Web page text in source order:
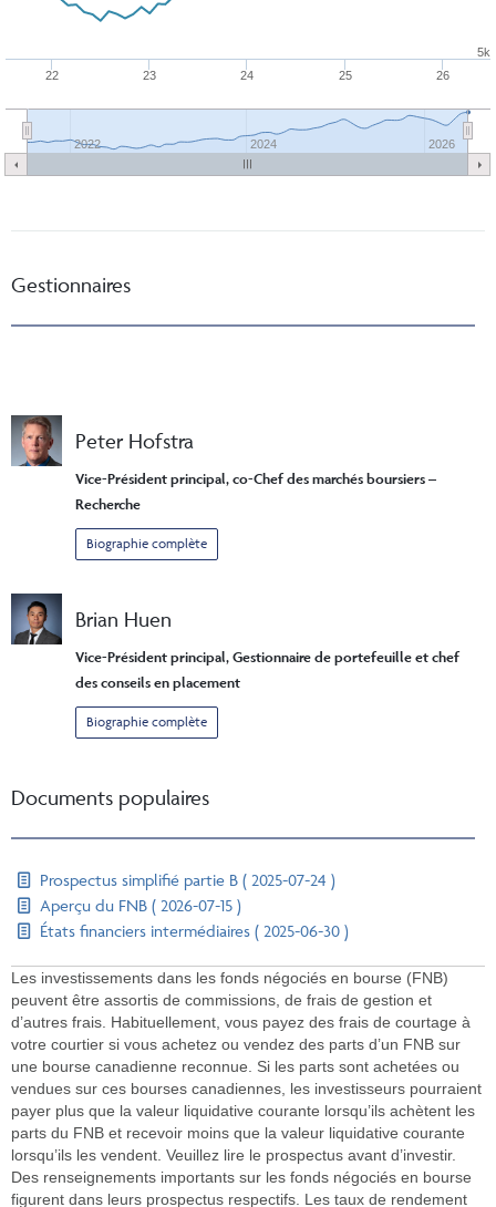
22 23 24 25 26
2022 2024 2026
5k
Gestionnaires
Peter Hofstra
Vice-Président principal, co-Chef des marchés boursiers –
Recherche
Biographie complète
Brian Huen
Vice-Président principal, Gestionnaire de portefeuille et chef
des conseils en placement
Biographie complète
Documents populaires
Prospectus simplifié partie B ( 2025-07-24 )
Aperçu du FNB ( 2026-07-15 )
États financiers intermédiaires ( 2025-06-30 )
Les investissements dans les fonds négociés en bourse (FNB)
peuvent être assortis de commissions, de frais de gestion et
d’autres frais. Habituellement, vous payez des frais de courtage à
votre courtier si vous achetez ou vendez des parts d’un FNB sur
une bourse canadienne reconnue. Si les parts sont achetées ou
vendues sur ces bourses canadiennes, les investisseurs pourraient
payer plus que la valeur liquidative courante lorsqu’ils achètent les
parts du FNB et recevoir moins que la valeur liquidative courante
lorsqu’ils les vendent. Veuillez lire le prospectus avant d’investir.
Des renseignements importants sur les fonds négociés en bourse
figurent dans leurs prospectus respectifs. Les taux de rendement